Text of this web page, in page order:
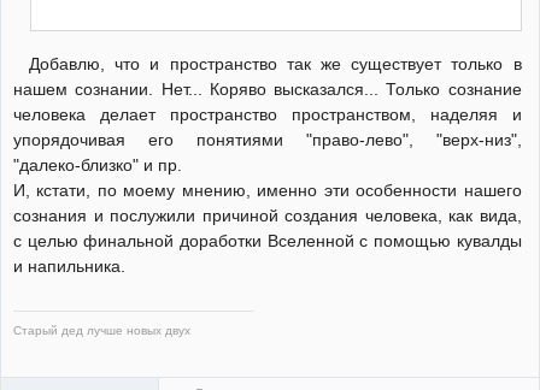
Добавлю, что и пространство так же существует только в
нашем сознании. Нет... Коряво высказался... Только сознание
человека делает пространство пространством, наделяя и
упорядочивая его понятиями "право-лево", "верх-низ",
"далеко-близко" и пр.
И, кстати, по моему мнению, именно эти особенности нашего
сознания и послужили причиной создания человека, как вида,
с целью финальной доработки Вселенной с помощью кувалды
и напильника.
Старый дед лучше новых двух